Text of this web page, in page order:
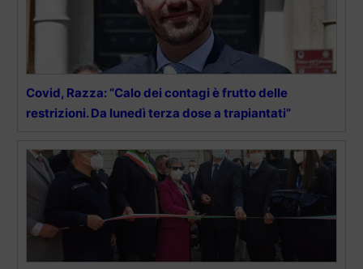
Covid, Razza: “Calo dei contagi è frutto delle
restrizioni. Da lunedì terza dose a trapiantati”